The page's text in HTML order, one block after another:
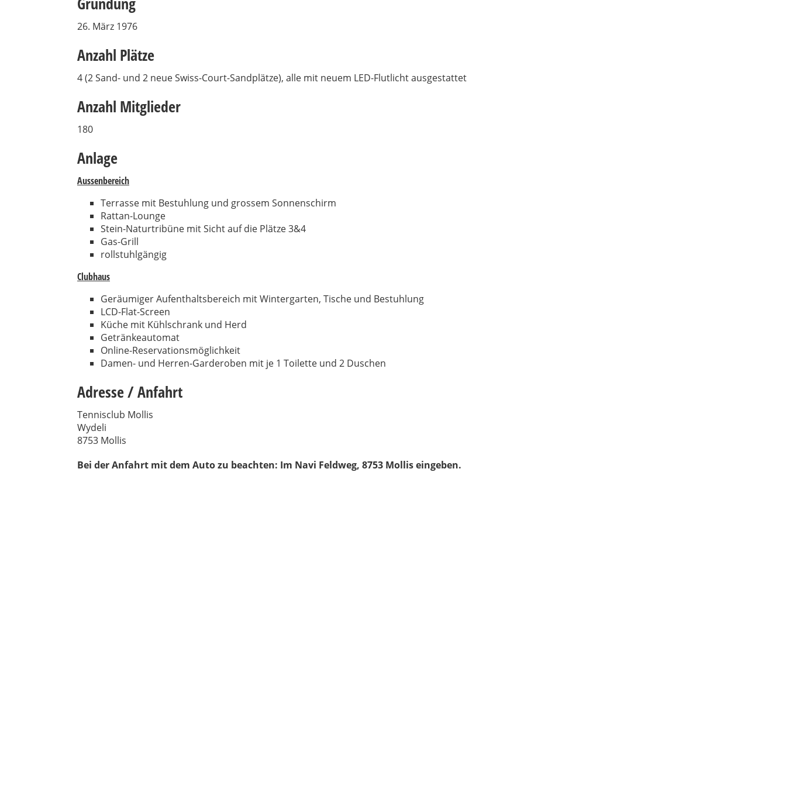
26. März 1976
Anzahl Plätze
4 (2 Sand- und 2 neue Swiss-Court-Sandplätze), alle mit neuem LED-Flutlicht ausgestattet
Anzahl Mitglieder
180
Anlage
Aussenbereich
Terrasse mit Bestuhlung und grossem Sonnenschirm
Rattan-Lounge
Stein-Naturtribüne mit Sicht auf die Plätze 3&4
Gas-Grill
rollstuhlgängig
Clubhaus
Geräumiger Aufenthaltsbereich mit Wintergarten, Tische und Bestuhlung
LCD-Flat-Screen
Küche mit Kühlschrank und Herd
Getränkeautomat
Online-Reservationsmöglichkeit
Damen- und Herren-Garderoben mit je 1 Toilette und 2 Duschen
Adresse / Anfahrt
Tennisclub Mollis
Wydeli
8753 Mollis
Bei der Anfahrt mit dem Auto zu beachten: Im Navi Feldweg, 8753 Molliseingeben.